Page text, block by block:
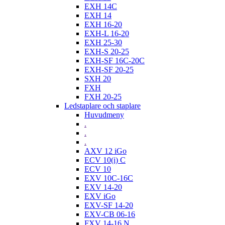
EXH 14C
EXH 14
EXH 16-20
EXH-L 16-20
EXH 25-30
EXH-S 20-25
EXH-SF 16C-20C
EXH-SF 20-25
SXH 20
FXH
FXH 20-25
Ledstaplare och staplare
Huvudmeny
.
.
.
AXV 12 iGo
ECV 10(i) C
ECV 10
EXV 10C-16C
EXV 14-20
EXV iGo
EXV-SF 14-20
EXV-CB 06-16
FXV 14-16 N